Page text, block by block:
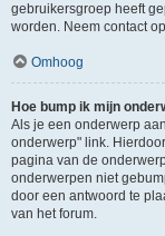
gebruikersgroep heeft
worden. Neem contact
Omhoog
Hoe bump ik mijn
Als je een onderwerp
onderwerp" link.
pagina van de
onderwerpen niet
door een antwoord te
van het forum.